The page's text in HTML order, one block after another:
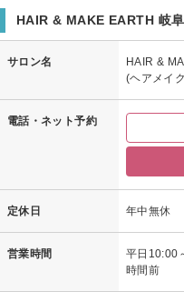
HAIR & MAKE EARTH 岐
サロン名
HAIR &
(ヘアメイ
電話・ネット予約
定休日 年中無休
営業時間
平日10:00
時間前